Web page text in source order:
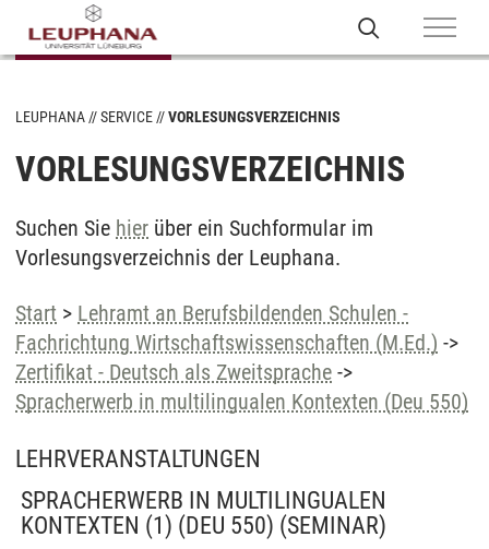
LEUPHANA SERVICE VORLESUNGSVERZEICHNIS
VORLESUNGSVERZEICHNIS
Suchen Sie hier über ein Suchformular im
Vorlesungsverzeichnis der Leuphana.
Start > Lehramt an Berufsbildenden Schulen -
Fachrichtung Wirtschaftswissenschaften (M.Ed.) ->
Zertifikat - Deutsch als Zweitsprache ->
Spracherwerb in multilingualen Kontexten (Deu 550)
LEHRVERANSTALTUNGEN
SPRACHERWERB IN MULTILINGUALEN
KONTEXTEN (1) (DEU 550) (SEMINAR)